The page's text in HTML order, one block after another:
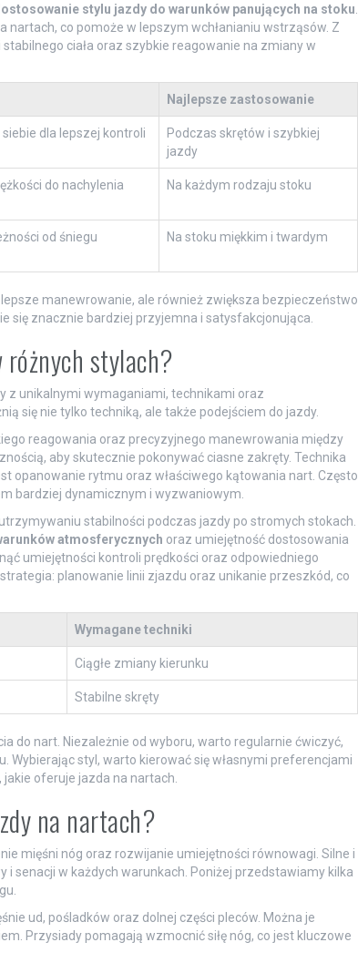
stylu jazdy do warunków panujących na stoku
nartach, co pomoże w lepszym wchłanianiu wstrząsów. Z
ciała oraz szybkie reagowanie na zmiany w
Najlepsze zastosowanie
dla lepszej kontroli
Podczas skrętów i szybkiej
jazdy
do nachylenia
Na każdym rodzaju stoku
od śniegu Na stoku miękkim i twardym
manewrowanie, ale również zwiększa bezpieczeństwo
się znacznie bardziej przyjemna i satysfakcjonująca.
różnych stylach?
z unikalnymi wymaganiami, technikami oraz
się nie tylko techniką, ale także podejściem do jazdy.
reagowania oraz precyzyjnego manewrowania między
aby skutecznie pokonywać ciasne zakręty. Technika
opanowanie rytmu oraz właściwego kątowania nart. Często
bardziej dynamicznym i wyzwaniowym.
stabilności podczas jazdy po stromych stokach.
atmosferycznych oraz umiejętność dostosowania
umiejętności kontroli prędkości oraz odpowiedniego
planowanie linii zjazdu oraz unikanie przeszkód, co
Wymagane techniki
Ciągłe zmiany kierunku
Stabilne skręty
do nart. Niezależnie od wyboru, warto regularnie ćwiczyć,
Wybierając styl, warto kierować się własnymi preferencjami
oferuje jazda na nartach.
na nartach?
mięśni nóg oraz rozwijanie umiejętności równowagi. Silne i
senacji w każdych warunkach. Poniżej przedstawiamy kilka
ud, pośladków oraz dolnej części pleców. Można je
Przysiady pomagają wzmocnić siłę nóg, co jest kluczowe